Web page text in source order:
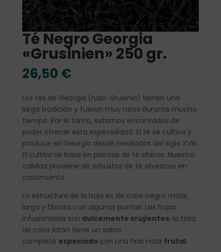
Té Negro Georgia
«Grusinien» 250 gr.
26,50 €
Los tés de Georgia (ruso: Grusinia) tienen una
larga tradición y fueron muy raros durante mucho
tiempo. Por lo tanto, estamos encantados de
poder ofrecer esta especialidad. El té se cultiva y
produce en Georgia desde mediados del siglo XVIII.
El cultivo se basa en plantas de té chinas. Nuestra
calidad proviene de arbustos de té silvestres en
crecimiento.
La estructura de la hoja es de color negro mate,
larga y fibrosa con algunas puntas. Las hojas
infusionadas son dulcemente crujientes, la taza
de color latón tiene un sabor
completo especiado con una fina nota frutal.